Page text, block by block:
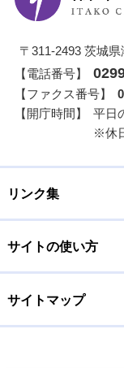
〒311-2493 茨城
【電話番号】
【ファクス番号】
【開庁時間】
平日
※休
リンク集
サイトの使い方
サイトマップ